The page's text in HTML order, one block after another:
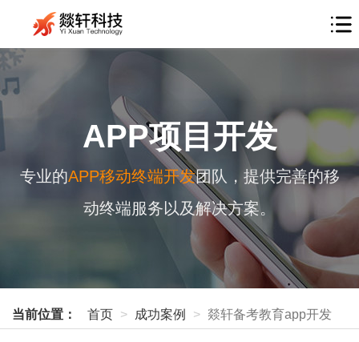
APP项目开发
专业的APP移动终端开发团队，提供完善的移
动终端服务以及解决方案。
当前位置： 首页 成功案例 燚轩备考教育app开发